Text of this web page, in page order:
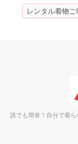
レンタル着物
誰でも簡単！自分で着